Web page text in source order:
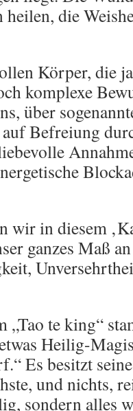
die
Körper, die
komplexe
über
auf Befreiung
wir in diesem
ganzes Maß
„Tao te king“
Heilig-
Es besitzt
und nichts,
sondern alles